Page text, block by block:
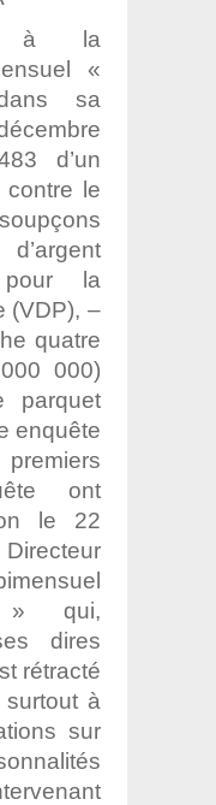
à la
«
sa
d’un
contre le
pour la
(VDP), –
quatre
000)
parquet
enquête
ont
le 22
» qui,
dires
rétracté
à
sur